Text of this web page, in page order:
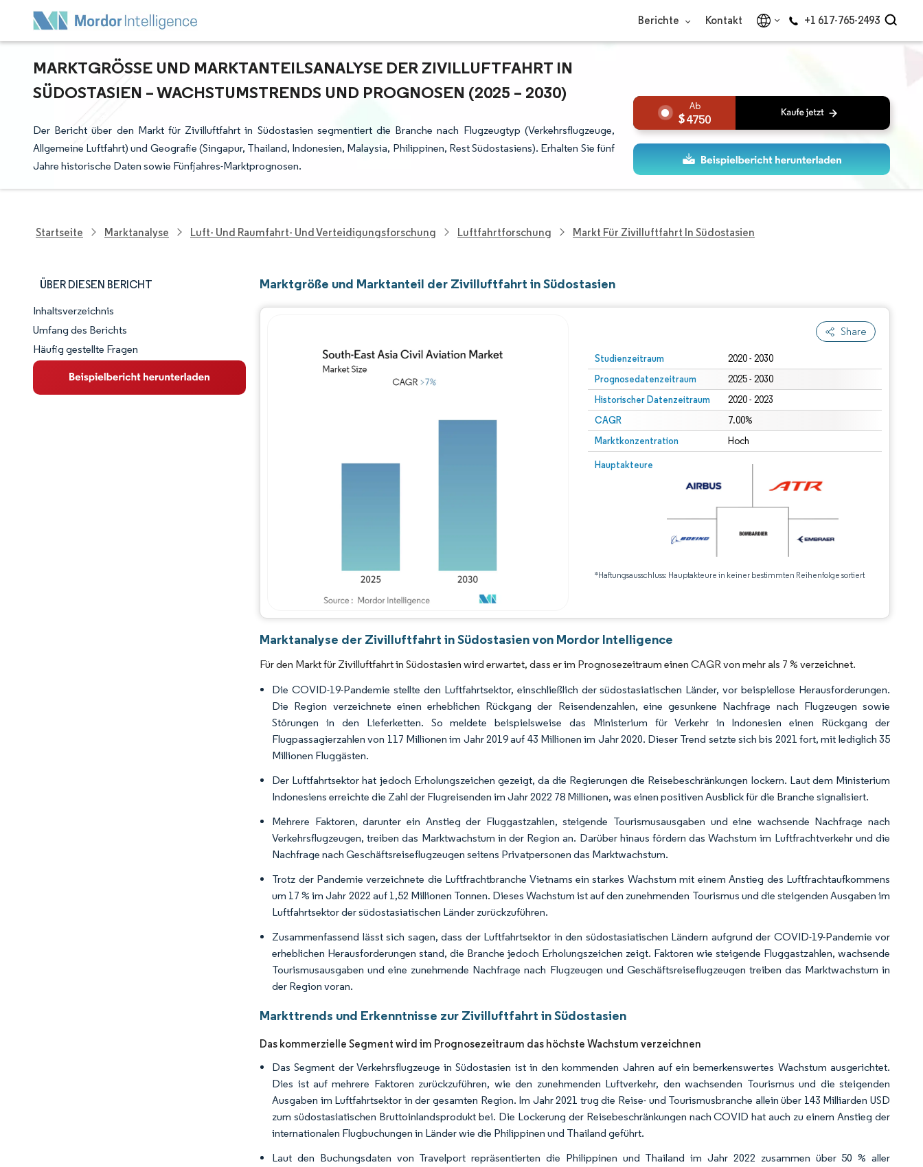
Berichte Kontakt +1 617-765-2493
MARKTGRÖSSE UND MARKTANTEILSANALYSE DER ZIVILLUFTFAHRT IN S
ÜDOSTASIEN – WACHSTUMSTRENDS UND PROGNOSEN (2025 – 2030)
Der Bericht über den Markt für Zivilluftfahrt in Südostasien segmentiert die Branche nach Flugzeugtyp (Verkehrsflugzeuge,
Allgemeine Luftfahrt) und Geografie (Singapur, Thailand, Indonesien, Malaysia, Philippinen, Rest Südostasiens). Erhalten Sie fünf
Jahre historische Daten sowie Fünfjahres-Marktprognosen.
4750
Startseite Marktanalyse Luft- Und Raumfahrt- Und Verteidigungsforschung Luftfahrtforschung Markt Für Zivilluftfahrt In Südostasien
ÜBER DIESEN BERICHT
Marktschnappschuss
Marktübersicht
Wichtige Markttrends
Inhaltsverzeichnis
Umfang des Berichts
Häufig gestellte Fragen
Marktgröße und Marktanteil der Zivilluftfahrt in Südostasien
Share
Studienzeitraum 2020 - 2030
Prognosedatenzeitraum 2025 - 2030
Historischer Datenzeitraum 2020 - 2023
CAGR 7.00%
Marktkonzentration Hoch
Hauptakteure
*Haftungsausschluss: Hauptakteure in keiner bestimmten Reihenfolge sortiert
Marktanalyse der Zivilluftfahrt in Südostasien von Mordor Intelligence
Für den Markt für Zivilluftfahrt in Südostasien wird erwartet, dass er im Prognosezeitraum einen CAGR von mehr als 7 % verzeichnet.
Die COVID-19-Pandemie stellte den Luftfahrtsektor, einschließlich der südostasiatischen Länder, vor beispiellose Herausforderungen.
Die Region verzeichnete einen erheblichen Rückgang der Reisendenzahlen, eine gesunkene Nachfrage nach Flugzeugen sowie
Störungen in den Lieferketten. So meldete beispielsweise das Ministerium für Verkehr in Indonesien einen Rückgang der
Flugpassagierzahlen von 117 Millionen im Jahr 2019 auf 43 Millionen im Jahr 2020. Dieser Trend setzte sich bis 2021 fort, mit lediglich 35
Millionen Fluggästen.
Der Luftfahrtsektor hat jedoch Erholungszeichen gezeigt, da die Regierungen die Reisebeschränkungen lockern. Laut dem Ministerium
Indonesiens erreichte die Zahl der Flugreisenden im Jahr 2022 78 Millionen, was einen positiven Ausblick für die Branche signalisiert.
Mehrere Faktoren, darunter ein Anstieg der Fluggastzahlen, steigende Tourismusausgaben und eine wachsende Nachfrage nach
Verkehrsflugzeugen, treiben das Marktwachstum in der Region an. Darüber hinaus fördern das Wachstum im Luftfrachtverkehr und die
Nachfrage nach Geschäftsreiseflugzeugen seitens Privatpersonen das Marktwachstum.
Trotz der Pandemie verzeichnete die Luftfrachtbranche Vietnams ein starkes Wachstum mit einem Anstieg des Luftfrachtaufkommens
um 17 % im Jahr 2022 auf 1,52 Millionen Tonnen. Dieses Wachstum ist auf den zunehmenden Tourismus und die steigenden Ausgaben im
Luftfahrtsektor der südostasiatischen Länder zurückzuführen.
Zusammenfassend lässt sich sagen, dass der Luftfahrtsektor in den südostasiatischen Ländern aufgrund der COVID-19-Pandemie vor
erheblichen Herausforderungen stand, die Branche jedoch Erholungszeichen zeigt. Faktoren wie steigende Fluggastzahlen, wachsende
Tourismusausgaben und eine zunehmende Nachfrage nach Flugzeugen und Geschäftsreiseflugzeugen treiben das Marktwachstum in
der Region voran.
Markttrends und Erkenntnisse zur Zivilluftfahrt in Südostasien
Das kommerzielle Segment wird im Prognosezeitraum das höchste Wachstum verzeichnen
Das Segment der Verkehrsflugzeuge in Südostasien ist in den kommenden Jahren auf ein bemerkenswertes Wachstum ausgerichtet.
Dies ist auf mehrere Faktoren zurückzuführen, wie den zunehmenden Luftverkehr, den wachsenden Tourismus und die steigenden
Ausgaben im Luftfahrtsektor in der gesamten Region. Im Jahr 2021 trug die Reise- und Tourismusbranche allein über 143 Milliarden USD
zum südostasiatischen Bruttoinlandsprodukt bei. Die Lockerung der Reisebeschränkungen nach COVID hat auch zu einem Anstieg der
internationalen Flugbuchungen in Länder wie die Philippinen und Thailand geführt.
Laut den Buchungsdaten von Travelport repräsentierten die Philippinen und Thailand im Jahr 2022 zusammen über 50 % aller